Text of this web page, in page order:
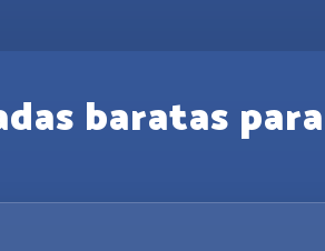
baratas